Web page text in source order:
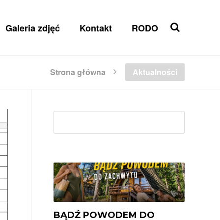
Galeria zdjęć Kontakt RODO
Strona główna Aktualności
BĄDŹ POWODEM DO